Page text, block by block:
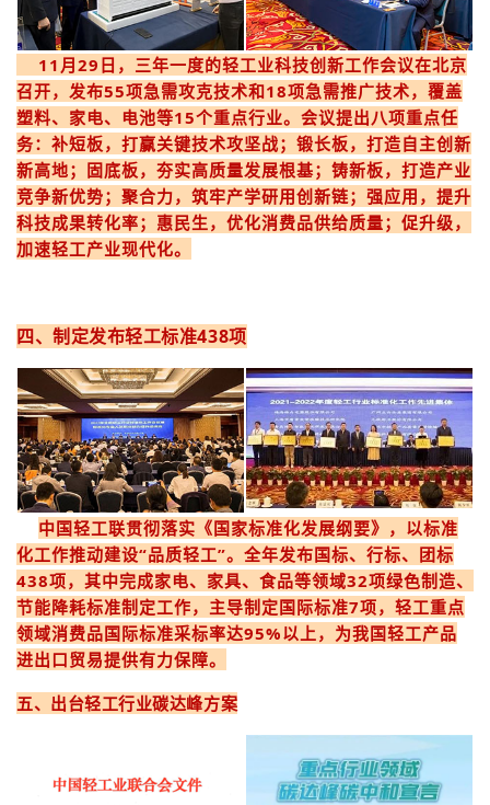
11月29日，三年一度的轻工业科技创新工作会议在北京
召开，发布55项急需攻克技术和18项急需推广技术，覆盖
塑料、家电、电池等15个重点行业。会议提出八项重点任
务：补短板，打赢关键技术攻坚战；锻长板，打造自主创新
新高地；固底板，夯实高质量发展根基；铸新板，打造产业
竞争新优势；聚合力，筑牢产学研用创新链；强应用，提升
科技成果转化率；惠民生，优化消费品供给质量；促升级，
加速轻工产业现代化。
四、制定发布轻工标准438项
中国轻工联贯彻落实《国家标准化发展纲要》，以标准
化工作推动建设“品质轻工”。全年发布国标、行标、团标
438项，其中完成家电、家具、食品等领域32项绿色制造、
节能降耗标准制定工作，主导制定国际标准7项，轻工重点
领域消费品国际标准采标率达95%以上，为我国轻工产品
进出口贸易提供有力保障。
五、出台轻工行业碳达峰方案